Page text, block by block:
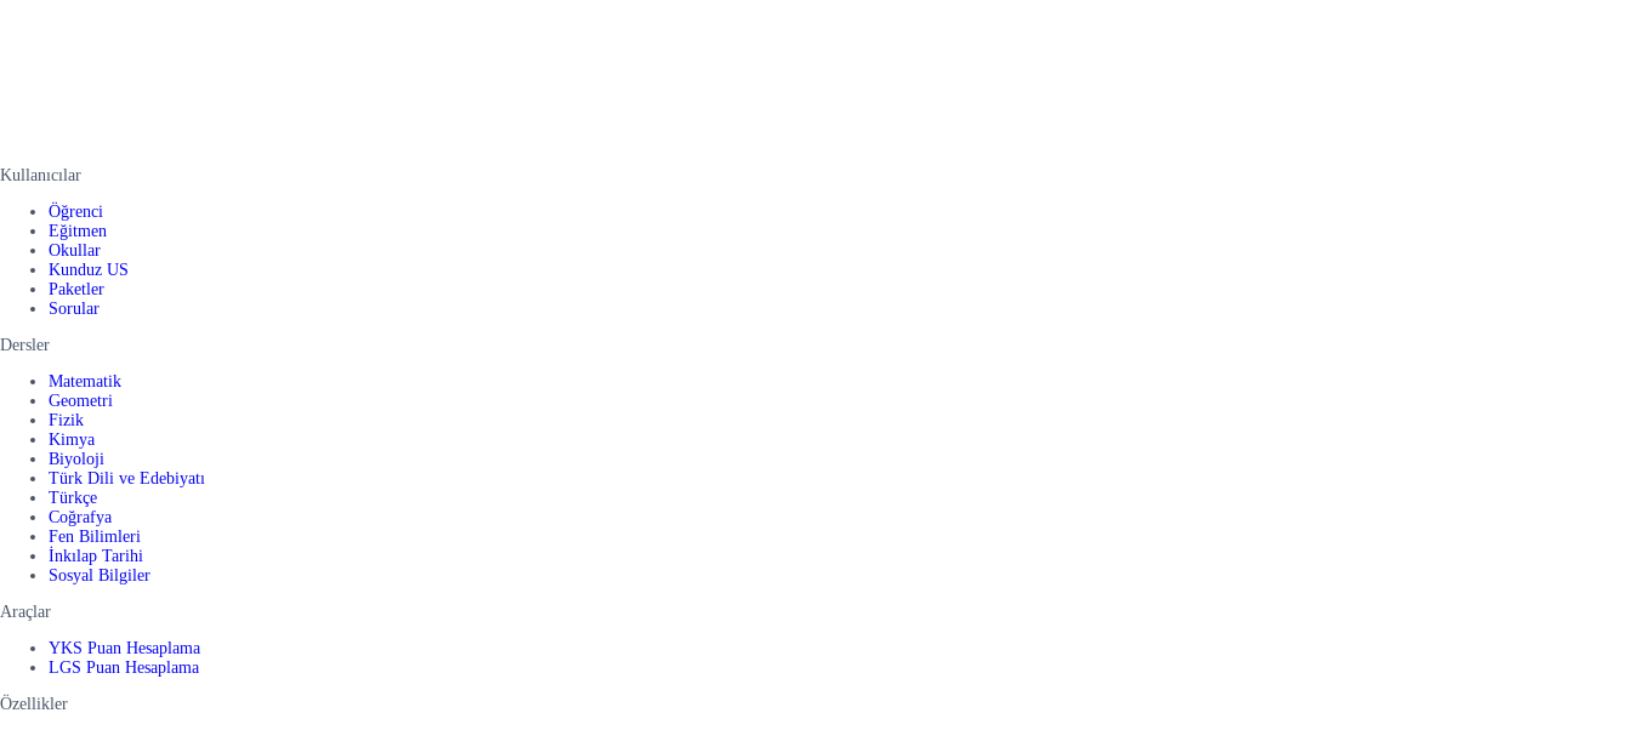
Kullanıcılar
Öğrenci
Eğitmen
Okullar
Kunduz US
Paketler
Sorular
Dersler
Matematik
Geometri
Fizik
Kimya
Biyoloji
Türk Dili ve Edebiyatı
Türkçe
Coğrafya
Fen Bilimleri
İnkılap Tarihi
Sosyal Bilgiler
Araçlar
YKS Puan Hesaplama
LGS Puan Hesaplama
Özellikler